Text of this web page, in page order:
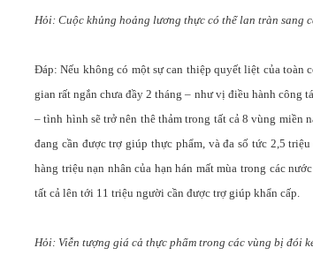
Hỏi: Cuộc khủng hoảng lương thực có thể lan tràn sang
Đáp: Nếu không có một sự can thiệp quyết liệt của toàn
gian rất ngắn chưa đầy 2 tháng – như vị điều hành công
– tình hình sẽ trở nên thê thảm trong tất cả 8 vùng miền
đang cần được trợ giúp thực phẩm, và đa số tức 2,5
hàng triệu nạn nhân của hạn hán mất mùa trong các
tất cả lên tới 11 triệu người cần được trợ giúp khẩn cấp.
Hỏi: Viễn tượng giá cả thực phẩm trong các vùng bị đói